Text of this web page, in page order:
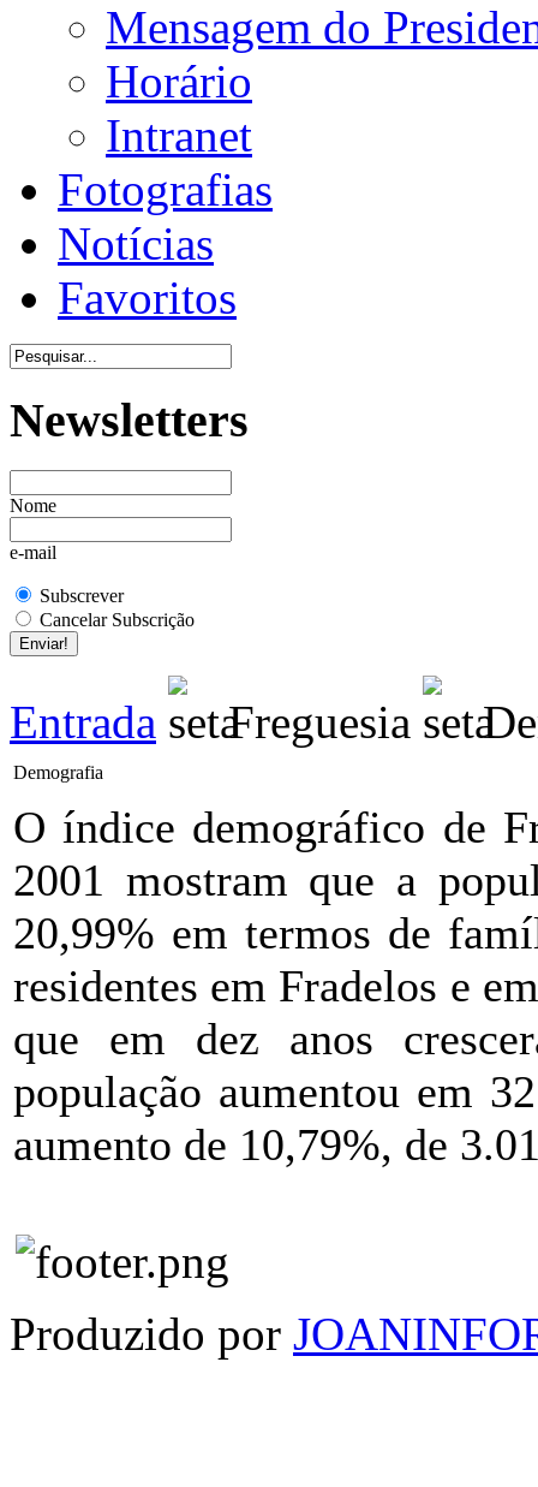
Mensagem do
Horário
Intranet
Fotografias
Notícias
Favoritos
Newsletters
Nome
e-mail
Subscrever
Cancelar Subscrição
Entrada Freguesia
Demografia
O índice demográfico de
2001 mostram que a
20,99% em termos de
residentes em Fradelos e
que em dez anos
população aumentou em
aumento de 10,79%, de
Produzido por